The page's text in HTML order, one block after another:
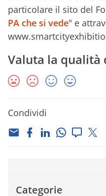
particolare il sito del
PA che si vede" e
Valuta la qualità
Condividi
Categorie